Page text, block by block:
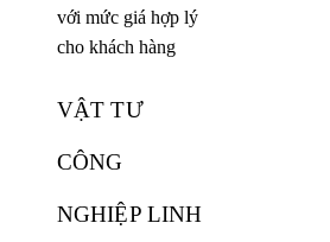
với mức giá hợp lý
cho khách hàng
VẬT TƯ
CÔNG
NGHIỆP LINH